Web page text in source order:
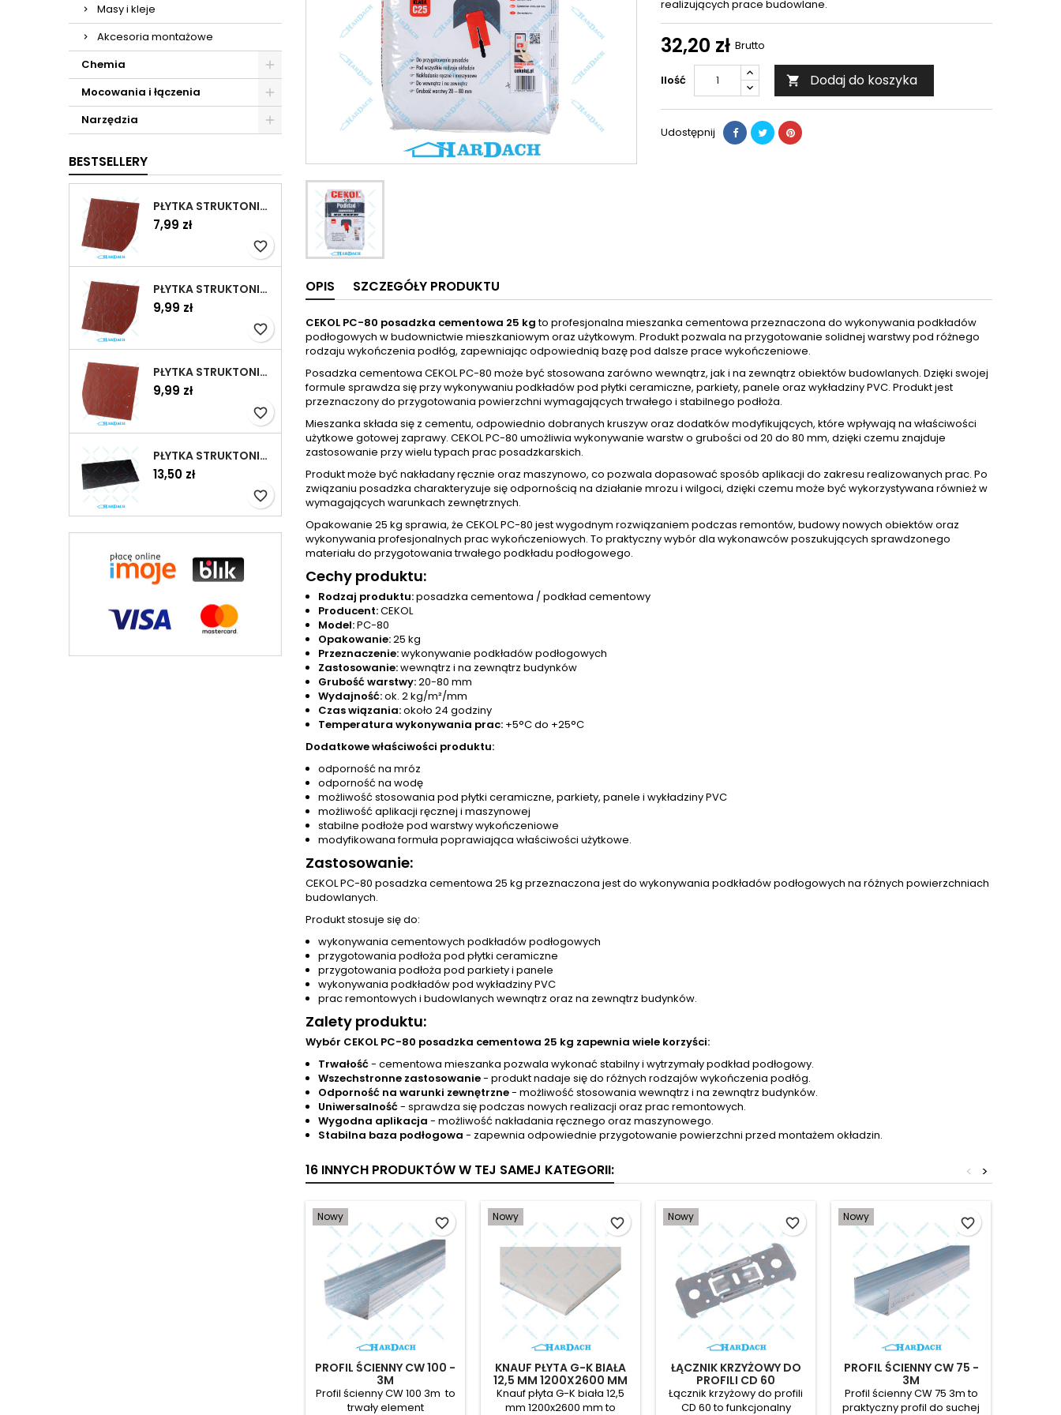
Masy i kleje
Akcesoria montażowe
Chemia
Mocowania i łączenia
Narzędzia
BESTSELLERY
PŁYTKA STRUKTONIT 20X20 CM KASZTAN PRAWA
7,99 zł
favorite_border
PŁYTKA STRUKTONIT 30X30 CM KASZTANOWA PRAWA
9,99 zł
favorite_border
PŁYTKA STRUKTONIT 30X30 CM KASZTANOWA LEWA
9,99 zł
favorite_border
PŁYTKA STRUKTONIT 60 X 30 CM CZARNY
13,50 zł
favorite_border
realizujących prace budowlane.
32,20 zł Brutto
Ilość  Dodaj do koszyka
Udostępnij
OPIS SZCZEGÓŁY PRODUKTU
CEKOL PC-80 posadzka cementowa 25 kgto profesjonalna mieszanka cementowa przeznaczona do wykonywania podkładów
podłogowych w budownictwie mieszkaniowym oraz użytkowym. Produkt pozwala na przygotowanie solidnej warstwy pod różnego
rodzaju wykończenia podłóg, zapewniając odpowiednią bazę pod dalsze prace wykończeniowe.
Posadzka cementowa CEKOL PC-80 może być stosowana zarówno wewnątrz, jak i na zewnątrz obiektów budowlanych. Dzięki swojej
formule sprawdza się przy wykonywaniu podkładów pod płytki ceramiczne, parkiety, panele oraz wykładziny PVC. Produkt jest
przeznaczony do przygotowania powierzchni wymagających trwałego i stabilnego podłoża.
Mieszanka składa się z cementu, odpowiednio dobranych kruszyw oraz dodatków modyfikujących, które wpływają na właściwości
użytkowe gotowej zaprawy. CEKOL PC-80 umożliwia wykonywanie warstw o grubości od 20 do 80 mm, dzięki czemu znajduje
zastosowanie przy wielu typach prac posadzkarskich.
Produkt może być nakładany ręcznie oraz maszynowo, co pozwala dopasować sposób aplikacji do zakresu realizowanych prac. Po
związaniu posadzka charakteryzuje się odpornością na działanie mrozu i wilgoci, dzięki czemu może być wykorzystywana również w
wymagających warunkach zewnętrznych.
Opakowanie 25 kg sprawia, że CEKOL PC-80 jest wygodnym rozwiązaniem podczas remontów, budowy nowych obiektów oraz
wykonywania profesjonalnych prac wykończeniowych. To praktyczny wybór dla wykonawców poszukujących sprawdzonego
materiału do przygotowania trwałego podkładu podłogowego.
Cechy produktu:
Rodzaj produktu:posadzka cementowa / podkład cementowy
Producent:CEKOL
Model:PC-80
Opakowanie:25 kg
Przeznaczenie:wykonywanie podkładów podłogowych
Zastosowanie:wewnątrz i na zewnątrz budynków
Grubość warstwy:20-80 mm
Wydajność:ok. 2 kg/m²/mm
Czas wiązania:około 24 godziny
Temperatura wykonywania prac: +5°C do +25°C
Dodatkowe właściwości produktu:
odporność na mróz
odporność na wodę
możliwość stosowania pod płytki ceramiczne, parkiety, panele i wykładziny PVC
możliwość aplikacji ręcznej i maszynowej
stabilne podłoże pod warstwy wykończeniowe
modyfikowana formuła poprawiająca właściwości użytkowe.
Zastosowanie:
CEKOL PC-80 posadzka cementowa 25 kg przeznaczona jest do wykonywania podkładów podłogowych na różnych powierzchniach
budowlanych.
Produkt stosuje się do:
wykonywania cementowych podkładów podłogowych
przygotowania podłoża pod płytki ceramiczne
przygotowania podłoża pod parkiety i panele
wykonywania podkładów pod wykładziny PVC
prac remontowych i budowlanych wewnątrz oraz na zewnątrz budynków.
Zalety produktu:
Wybór CEKOL PC-80 posadzka cementowa 25 kg zapewnia wiele korzyści:
Trwałość- cementowa mieszanka pozwala wykonać stabilny i wytrzymały podkład podłogowy.
Wszechstronne zastosowanie- produkt nadaje się do różnych rodzajów wykończenia podłóg.
Odporność na warunki zewnętrzne- możliwość stosowania wewnątrz i na zewnątrz budynków.
Uniwersalność- sprawdza się podczas nowych realizacji oraz prac remontowych.
Wygodna aplikacja - możliwość nakładania ręcznego oraz maszynowego.
Stabilna baza podłogowa - zapewnia odpowiednie przygotowanie powierzchni przed montażem okładzin.
16 INNYCH PRODUKTÓW W TEJ SAMEJ KATEGORII: >
<
Nowy
PROFIL ŚCIENNY CW 100 -
3M
Profil ścienny CW 100 3m to
trwały element
favorite_border Nowy
KNAUF PŁYTA G-K BIAŁA
12,5 MM 1200X2600 MM
Knauf płyta G-K biała 12,5
mm 1200x2600 mm to
favorite_border Nowy
ŁĄCZNIK KRZYŻOWY DO
PROFILI CD 60
Łącznik krzyżowy do profili
CD 60 to funkcjonalny
favorite_border Nowy
PROFIL ŚCIENNY CW 75 -
3M
Profil ścienny CW 75 3m to
praktyczny profil do suchej
favorite_border